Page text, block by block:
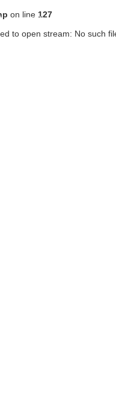
on line 127
to open stream: No such
产品中心